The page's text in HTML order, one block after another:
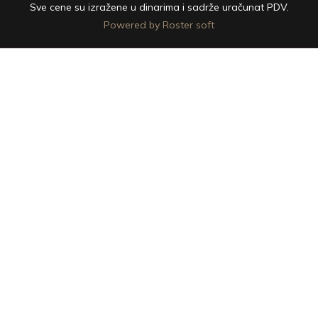
Sve cene su izražene u dinarima i sadrže uračunat PDV.
Powered by Roster soft